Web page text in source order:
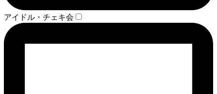
アイドル・チェキ会